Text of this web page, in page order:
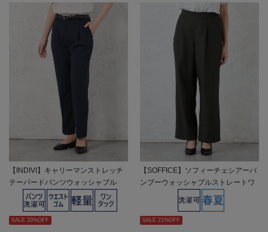
【INDIVI】キャリーマンストレッチ
テーパードパンツウォッシャブル
【レディース】
SALE 20%OFF
【SOFFICE】ソフィーチェシアーバ
ンブーウォッシャブルストレートワ
イドパンツ上下ウォッシャブル軽量
春夏【レディース】
SALE 21%OFF